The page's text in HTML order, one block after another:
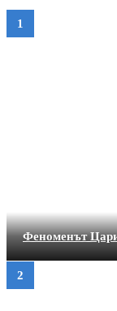
Феноменът